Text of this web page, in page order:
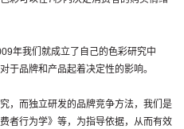
年我们就成立了自己的色彩研究中
于品牌和产品起着决定性的影响。
，而独立研发的品牌竞争方法，我们是
者行为学》等，为指导依据，从而有效